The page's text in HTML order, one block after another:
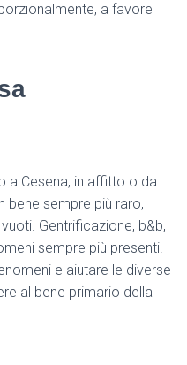
a favore
a Cesena, in affitto o da
bene sempre più raro,
Gentrificazione, b&b,
sempre più presenti.
e aiutare le diverse
al bene primario della